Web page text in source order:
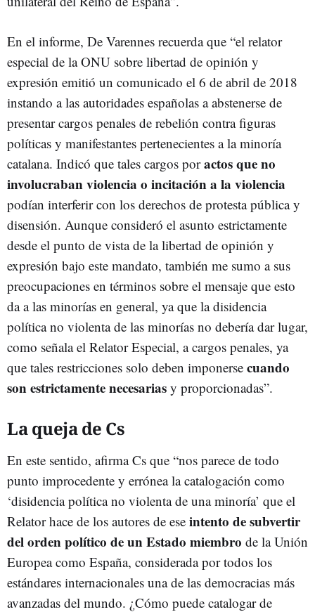
En el informe, De Varennes recuerda que “el relator
especial de la ONU sobre libertad de opinión y
expresión emitió un comunicado el 6 de abril de 2018
instando a las autoridades españolas a abstenerse de
presentar cargos penales de rebelión contra figuras
políticas y manifestantes pertenecientes a la minoría
catalana. Indicó que tales cargos poractos que no
involucraban violencia o incitación a la violencia
podían interferir con los derechos de protesta pública y
disensión. Aunque consideró el asunto estrictamente
desde el punto de vista de la libertad de opinión y
expresión bajo este mandato, también me sumo a sus
preocupaciones en términos sobre el mensaje que esto
da a las minorías en general, ya que la disidencia
política no violenta de las minorías no debería dar lugar,
como señala el Relator Especial, a cargos penales, ya
que tales restricciones solo deben imponerse cuando
son estrictamente necesarias y proporcionadas”.
La queja de Cs
En este sentido, afirma Cs que “nos parece de todo
punto improcedente y errónea la catalogación como
‘disidencia política no violenta de una minoría’ que el
Relator hace de los autores de ese intento de subvertir
del orden político de un Estado miembro de la Unión
Europea como España, considerada por todos los
estándares internacionales una de las democracias más
avanzadas del mundo. ¿Cómo puede catalogar de